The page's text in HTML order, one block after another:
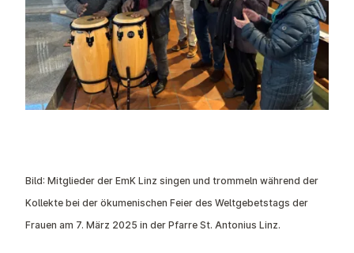
Bild: Mitglieder der EmK Linz singen und trommeln während der
Kollekte bei der ökumenischen Feier des Weltgebetstags der
Frauen am 7. März 2025 in der Pfarre St. Antonius Linz.